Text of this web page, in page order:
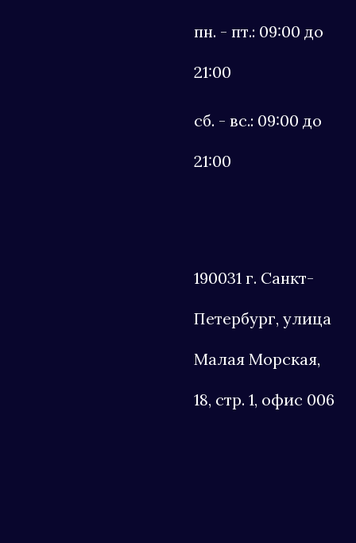
пн. - пт.: 09:00 до
21:00
сб. - вс.: 09:00 до
21:00
190031 г. Санкт-
Петербург, улица
Малая Морская,
18, стр. 1, офис 006